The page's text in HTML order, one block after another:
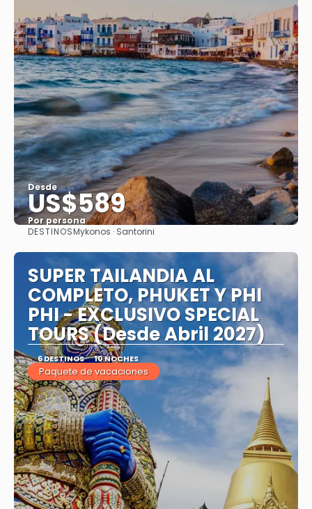
Desde
US$589
Por persona
Ver
DESTINOSMykonos · Santorini
SUPER TAILANDIA AL
COMPLETO, PHUKET Y PHI
PHI - EXCLUSIVO SPECIAL
TOURS (Desde Abril 2027)
6 DESTINOS 10 NOCHES
Paquete de vacaciones